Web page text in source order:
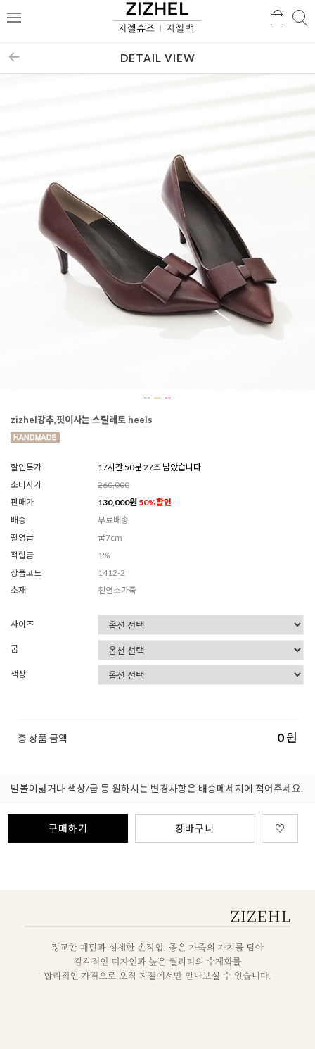
메
검
DETAIL VIEW
zizhel강추,핏이사는 스틸레토 heels
할인특가
17시간 50분 25초 남았습니다
소비자가
260,000
판매가
130,000원 50%할인
배송
무료배송
촬영굽
굽7cm
적립금
1%
상품코드
1412-2
소재
천연소가죽
사이즈
굽
색상
총 상품 금액 0원
발볼이넓거나 색상/굽 등 원하시는 변경사항은 배송메세지에 적어주세요.
구매하기 장바구니 ♡